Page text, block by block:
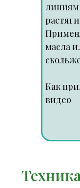
линиям
масла
Как
видео